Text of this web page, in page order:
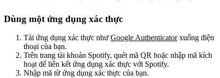
Dùng một ứng dụng xác thực
Tải ứng dụng xác thực như Google Authenticatorxuống điện
thoại của bạn.
Trên trang tài khoản Spotify, quét mã QR hoặc nhập mã kích
hoạt để liên kết ứng dụng xác thực với Spotify.
Nhập mã từ ứng dụng xác thực của bạn.